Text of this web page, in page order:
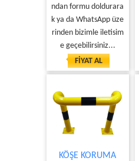
ndan formu doldurara
k ya da WhatsApp üze
rinden bizimle iletisim
e geçebilirsiniz...
FİYAT AL
KÖŞE KORUMA